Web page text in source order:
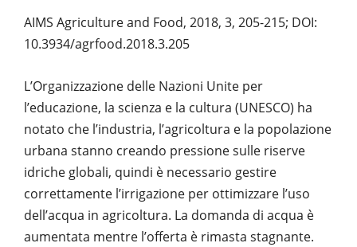
AIMS Agriculture and Food, 2018, 3, 205-215; DOI:
10.3934/agrfood.2018.3.205
L’Organizzazione delle Nazioni Unite per
l’educazione, la scienza e la cultura (UNESCO) ha
notato che l’industria, l’agricoltura e la popolazione
urbana stanno creando pressione sulle riserve
idriche globali, quindi è necessario gestire
correttamente l’irrigazione per ottimizzare l’uso
dell’acqua in agricoltura. La domanda di acqua è
aumentata mentre l’offerta è rimasta stagnante.